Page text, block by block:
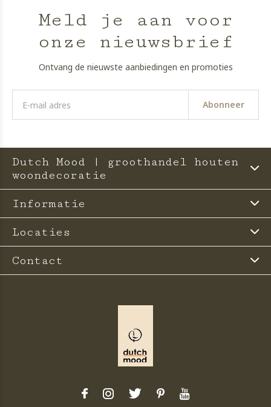
Meld je aan voor
onze nieuwsbrief
Ontvang de nieuwste aanbiedingen en promoties
Abonneer
Dutch Mood | groothandel houten
woondecoratie
Informatie
Locaties
Contact